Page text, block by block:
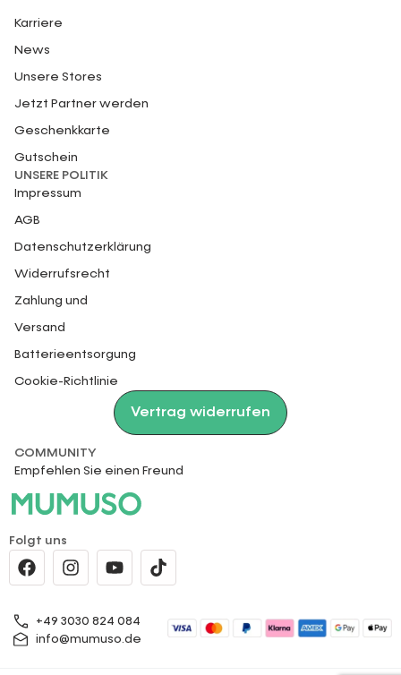
Folgt uns
Karriere
News
Unsere Stores
Jetzt Partner werden
Geschenkkarte
Gutschein
UNSERE POLITIK
Impressum
AGB
Datenschutzerklärung
Widerrufsrecht
Zahlung und
Versand
Batterieentsorgung
Cookie-Richtlinie
Vertrag widerrufen
COMMUNITY
Empfehlen Sie einen Freund
+49 3030 824 084
info@mumuso.de